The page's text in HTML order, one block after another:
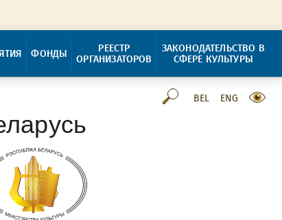
ФОНДЫ
РЕЕСТР
ОРГАНИЗАТОРОВ
ЗАКОНОДАТЕЛЬСТВО В
СФЕРЕ КУЛЬТУРЫ
BEL ENG